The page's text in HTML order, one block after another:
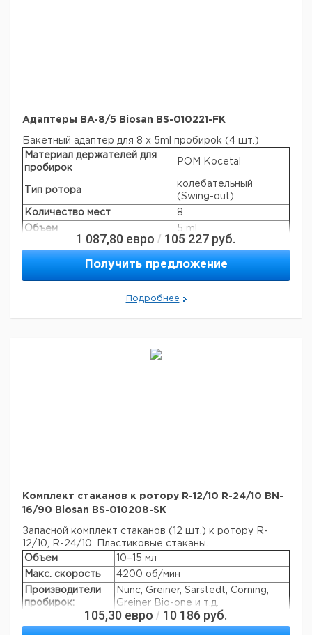
Aдаптеры BA-8/5 Biosan BS-010221-FK
Бакетный адаптер для 8 x 5ml пробироk (4 шт.)
Материал держателей для
пробирок
POM Kocetal
Тип ротора
колебательный
(Swing-out)
Количество мест
8
Объем
5 ml
Макс. скорость
4200 об/мин
2370 × g
1 087,80 евро / 105 227 руб.
Получить предложение
Подробнее
Комплект стаканов к ротору R-12/10 R-24/10 BN-
16/90 Biosan BS-010208-SK
Запасной комплект стаканов (12 шт.) к ротору R-
12/10, R-24/10. Пластиковые стаканы.
Объем
10–15 мл
Макс. скорость
4200 об/мин
Производители
пробирок:
Nunc, Greiner, Sarstedt, Corning,
Greiner Bio-one и т.д.
Автоклавируемая +
105,30 евро / 10 186 руб.